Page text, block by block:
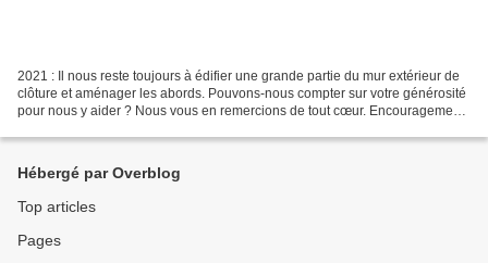
2021 : Il nous reste toujours à édifier une grande partie du mur extérieur de
clôture et aménager les abords. Pouvons-nous compter sur votre générosité
pour nous y aider ? Nous vous en remercions de tout cœur. Encouragements
Hébergé par Overblog
Top articles
Pages